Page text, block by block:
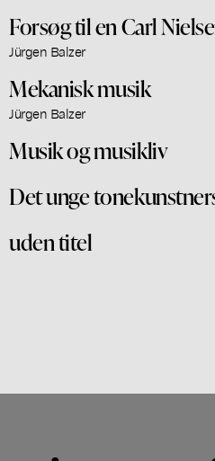
Forsøg til en Carl
Jürgen Balzer
Mekanisk musik
Jürgen Balzer
Musik og musikliv
Det unge
uden titel